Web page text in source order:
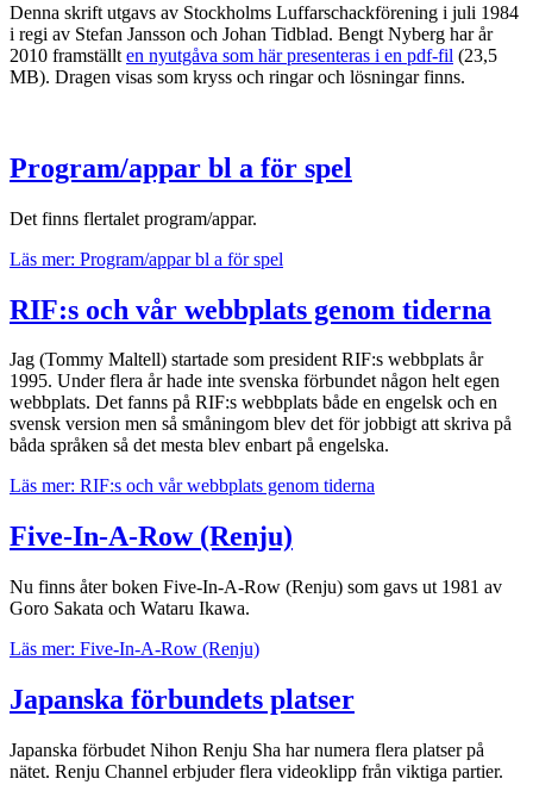
Denna skrift utgavs av Stockholms Luffarschackförening i juli 1984
i regi av Stefan Jansson och Johan Tidblad. Bengt Nyberg har år
2010 framställt en nyutgåva som här presenteras i en pdf-fil (23,5
MB). Dragen visas som kryss och ringar och lösningar finns.
Program/appar bl a för spel
Det finns flertalet program/appar.
Läs mer: Program/appar bl a för spel
RIF:s och vår webbplats genom tiderna
Jag (Tommy Maltell) startade som president RIF:s webbplats år
1995. Under flera år hade inte svenska förbundet någon helt egen
webbplats. Det fanns på RIF:s webbplats både en engelsk och en
svensk version men så småningom blev det för jobbigt att skriva på
båda språken så det mesta blev enbart på engelska.
Läs mer: RIF:s och vår webbplats genom tiderna
Five-In-A-Row (Renju)
Nu finns åter boken Five-In-A-Row (Renju) som gavs ut 1981 av
Goro Sakata och Wataru Ikawa.
Läs mer: Five-In-A-Row (Renju)
Japanska förbundets platser
Japanska förbudet Nihon Renju Sha har numera flera platser på
nätet. Renju Channel erbjuder flera videoklipp från viktiga partier.